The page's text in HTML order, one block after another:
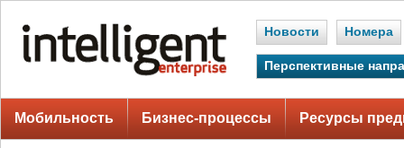
Новости Номера
Перспективные
Мобильность Бизнес-процессы Ресурсы